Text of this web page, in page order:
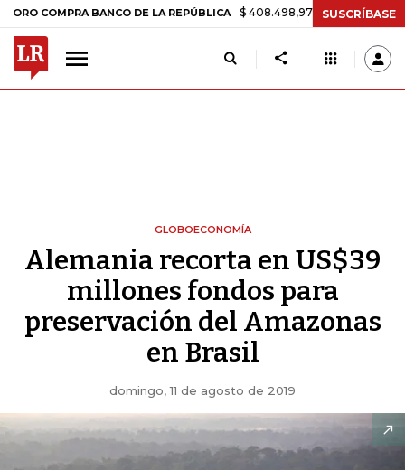
BANCO DE LA REPÚBLICA $ 408.498,97 +$ 8.753,81 +2,19%
SUSCRÍBASE
GLOBOECONOMÍA
Alemania recorta en US$39
millones fondos para
preservación del Amazonas
en Brasil
domingo, 11 de agosto de 2019